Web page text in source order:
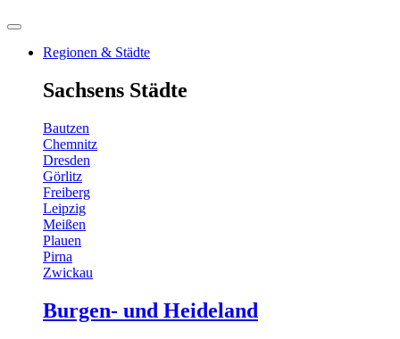
Regionen & Städte
Sachsens Städte
Bautzen
Chemnitz
Dresden
Görlitz
Freiberg
Leipzig
Meißen
Plauen
Pirna
Zwickau
Burgen- und Heideland